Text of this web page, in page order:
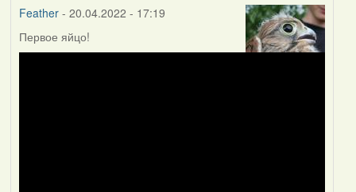
Feather- 20.04.2022 - 17:19
Первое яйцо!